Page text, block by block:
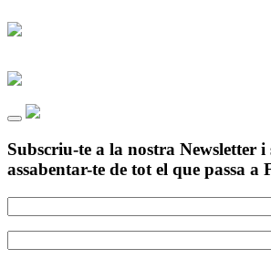
Subscriu-te a la nostra Newsletter i
assabentar-te de tot el que passa a